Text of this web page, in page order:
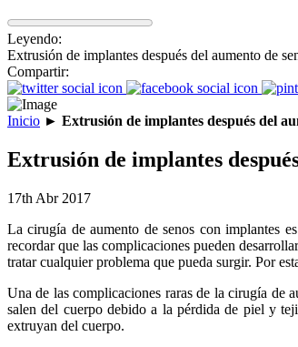
Leyendo:
Extrusión de implantes después del aumento de
Compartir:
Inicio ► Extrusión de implantes después del
Extrusión de implantes
17th Abr 2017
La cirugía de aumento de senos con implantes
recordar que las complicaciones pueden
tratar cualquier problema que pueda surgir. Por
Una de las complicaciones raras de la cirugía de
salen del cuerpo debido a la pérdida de piel y
extruyan del cuerpo.